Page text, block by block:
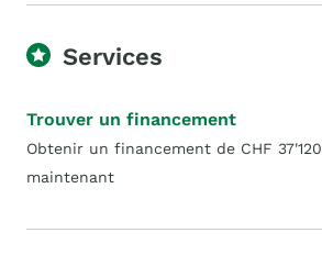
Services
Trouver un financement
Obtenir un financement de CHF 37'120
maintenant